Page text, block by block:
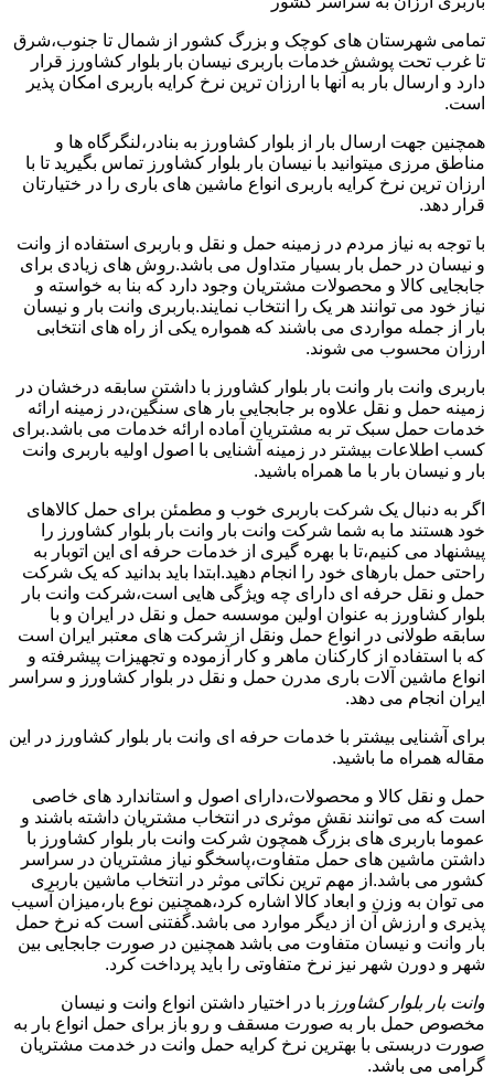
تمامی شهرستان های کوچک و بزرگ کشور از شمال تا جنوب،شرق
تا غرب تحت پوشش خدمات باربری نیسان بار بلوار کشاورز قرار
دارد و ارسال بار به آنها با ارزان ترین نرخ کرایه باربری امکان پذیر
است.
همچنین جهت ارسال بار از بلوار کشاورز به بنادر،لنگرگاه ها و
مناطق مرزی میتوانید با نیسان بار بلوار کشاورز تماس بگیرید تا با
ارزان ترین نرخ کرایه باربری انواع ماشین های باری را در ختیارتان
قرار دهد.
با توجه به نیاز مردم در زمینه حمل و نقل و باربری استفاده از وانت
و نیسان در حمل بار بسیار متداول می باشد.روش های زیادی برای
جابجایی کالا و محصولات مشتریان وجود دارد که بنا به خواسته و
نیاز خود می توانند هر یک را انتخاب نمایند.باربری وانت بار و نیسان
بار از جمله مواردی می باشند که همواره یکی از راه های انتخابی
ارزان محسوب می شوند.
باربری وانت بار وانت بار بلوار کشاورز با داشتن سابقه درخشان در
زمینه حمل و نقل علاوه بر جابجایی بار های سنگین،در زمینه ارائه
خدمات حمل سبک تر به مشتریان آماده ارائه خدمات می باشد.برای
کسب اطلاعات بیشتر در زمینه آشنایی با اصول اولیه باربری وانت
بار و نیسان بار با ما همراه باشید.
اگر به دنبال یک شرکت باربری خوب و مطمئن برای حمل کالاهای
خود هستند ما به شما شرکت وانت بار وانت بار بلوار کشاورز را
پیشنهاد می کنیم،تا با بهره گیری از خدمات حرفه ای این اتوبار به
راحتی حمل بارهای خود را انجام دهید.ابتدا باید بدانید که یک شرکت
حمل و نقل حرفه ای دارای چه ویژگی هایی است،شرکت وانت بار
بلوار کشاورز به عنوان اولین موسسه حمل و نقل در ایران و با
سابقه طولانی در انواع حمل ونقل از شرکت های معتبر ایران است
که با استفاده از کارکنان ماهر و کار آزموده و تجهیزات پیشرفته و
انواع ماشین آلات باری مدرن حمل و نقل در بلوار کشاورز و سراسر
ایران انجام می دهد.
برای آشنایی بیشتر با خدمات حرفه ای وانت بار بلوار کشاورز در این
مقاله همراه ما باشید.
حمل و نقل کالا و محصولات،دارای اصول و استاندارد های خاصی
است که می توانند نقش موثری در انتخاب مشتریان داشته باشند و
عموما باربری های بزرگ همچون شرکت وانت بار بلوار کشاورز با
داشتن ماشین های حمل متفاوت،پاسخگو نیاز مشتریان در سراسر
کشور می باشد.از مهم ترین نکاتی موثر در انتخاب ماشین باربری
می توان به وزن و ابعاد کالا اشاره کرد،همچنین نوع بار،میزان آسیب
پذیری و ارزش آن از دیگر موارد می باشد.گفتنی است که نرخ حمل
بار وانت و نیسان متفاوت می باشد همچنین در صورت جابجایی بین
شهر و دورن شهر نیز نرخ متفاوتی را باید پرداخت کرد.
وانت بار بلوار کشاورز با در اختیار داشتن انواع وانت و نیسان
مخصوص حمل بار به صورت مسقف و رو باز برای حمل انواع بار به
صورت دربستی با بهترین نرخ کرایه حمل وانت در خدمت مشتریان
گرامی می باشد.